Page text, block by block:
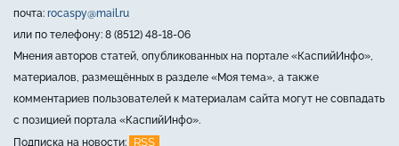
почта: rocaspy@mail.ru
или по телефону: 8 (8512) 48-18-06
Мнения авторов статей, опубликованных на портале «КаспийИнфо»,
материалов, размещённых в разделе «Моя тема», а также
комментариев пользователей к материалам сайта могут не совпадать
с позицией портала «КаспийИнфо».
Подписка на новости:
RSS